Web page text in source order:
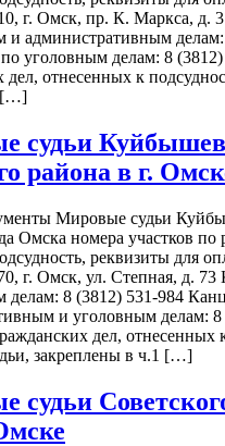
г. Омск, пр. К. Маркса, д.
и административным
уголовным делам: 8
дел, отнесенных к
[…]
судьи
района в г.
Мировые судьи
Омска номера участков по
реквизиты для
г. Омск, ул. Степная, д. 73
делам: 8 (3812) 531-984
и уголовным делам: 8
дел, отнесенных
закреплены в ч.1 […]
судьи